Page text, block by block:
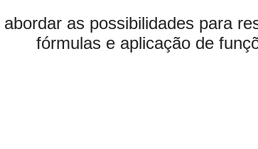
as possibilidades para
fórmulas e aplicação de